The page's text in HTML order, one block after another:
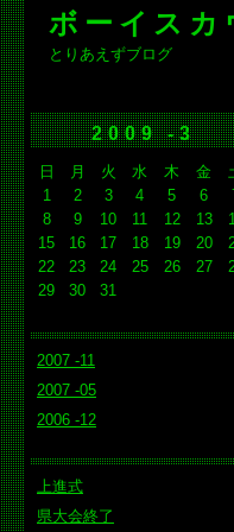
ボーイスカ
とりあえずブログ
2009 -3
日 月 火 水 木 金
1
2 3 4 5 6
8
9 10 11 12 13
15
16 17 18 19 20
22
23 24 25 26 27
29
30 31
2007 -11
2007 -05
2006 -12
上進式
県大会終了